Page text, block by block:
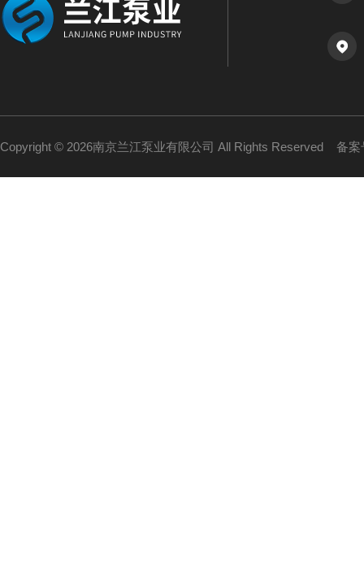
Copyright © 2026南京兰江泵业有限公司 All Rights Reserved 备案